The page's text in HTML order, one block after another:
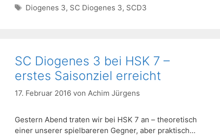
Schlagwörter
Diogenes 3, SC Diogenes 3, SCD3
SC Diogenes 3 bei HSK 7 –
erstes Saisonziel erreicht
17. Februar 2016 von Achim Jürgens
Gestern Abend traten wir bei HSK 7 an – theoretisch
einer unserer spielbareren Gegner, aber praktisch…